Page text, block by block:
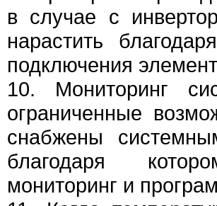
в случае с
нарастить
подключения
10. Мониторинг
ограниченные
снабжены
благодаря
мониторинг и